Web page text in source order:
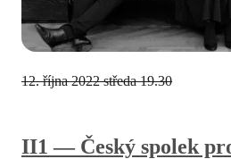
II1 — Český spolek
12. října 2022 středa 19.30